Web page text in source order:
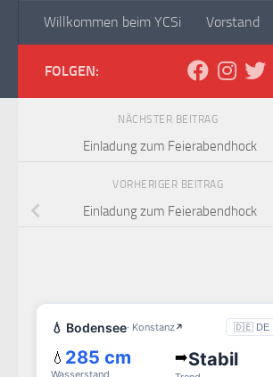
Zum Inhalt springen
Yachtclub
Willkommen beim YCSi Vorstand
FOLGEN:
NÄCHSTER BEITRAG
Einladung zum Feierabendhock
VORHERIGER BEITRAG
Einladung zum Feierabendhock